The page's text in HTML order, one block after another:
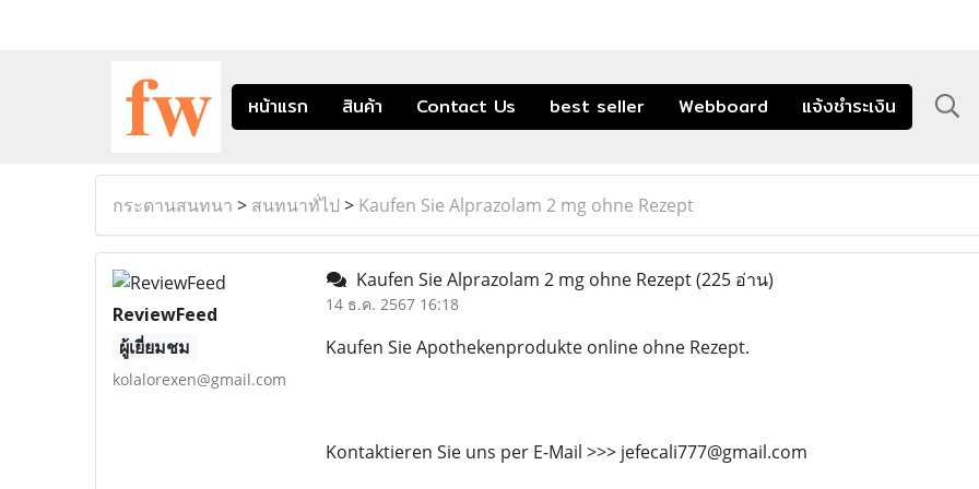
หน้าแรก สินค้า Contact Us best seller Webboard แจ้งชำระเงิน
กระดานสนทนา > สนทนาทั่ไป > Kaufen Sie Alprazolam 2 mg ohne Rezept
ReviewFeed
ผู้เยี่ยมชม
kolalorexen@gmail.com
Kaufen Sie Alprazolam 2 mg ohne Rezept(225 อ่าน)
14 ธ.ค. 2567 16:18
Kaufen Sie Apothekenprodukte online ohne Rezept.
Kontaktieren Sie uns per E-Mail >>> jefecali777@gmail.com